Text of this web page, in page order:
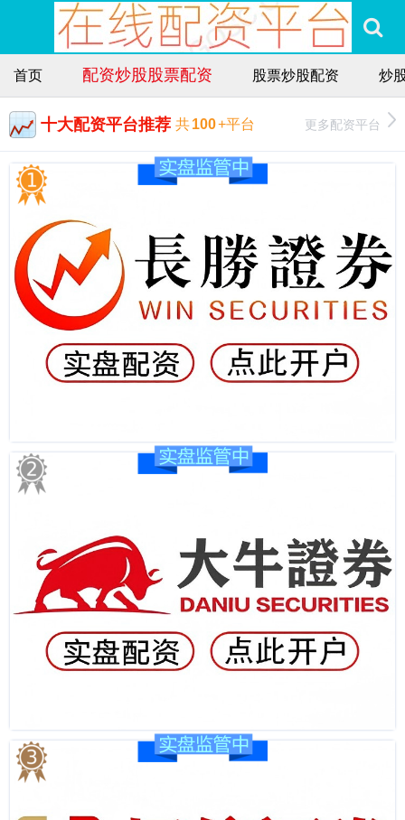
首页 配资炒股股票配资 股票炒股配资 炒
十大配资平台推荐 共100+平台 更多配资平台